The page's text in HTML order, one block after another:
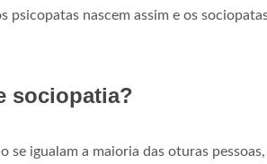
psicopatas nascem assim e os
sociopatia?
se igualam a maioria das oturas